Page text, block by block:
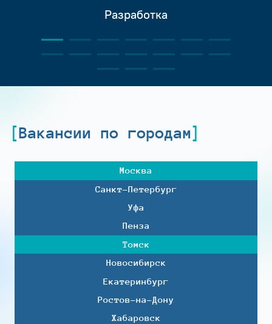
Разработка
Вакансии по городам
Москва
Санкт-Петербург
Уфа
Пенза
Томск
Новосибирск
Екатеринбург
Ростов-на-Дону
Хабаровск